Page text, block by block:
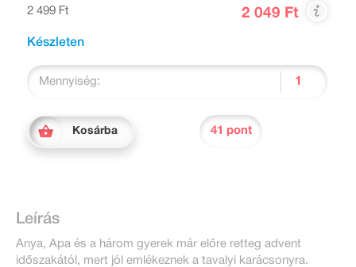
2 499 Ft
2 049 Ft
Készleten
Mennyiség:
Kosárba 41 pont
Leírás
Anya, Apa és a három gyerek már előre retteg advent
időszakától, mert jól emlékeznek a tavalyi karácsonyra.